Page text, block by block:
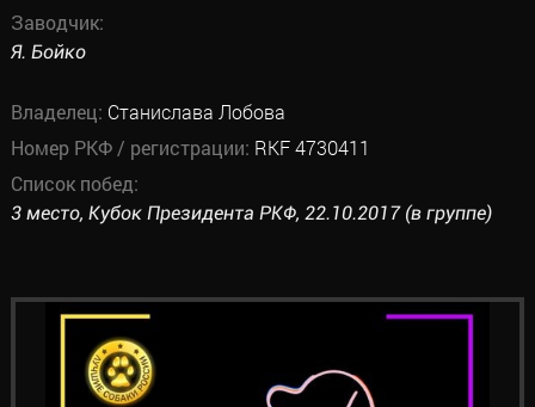
Заводчик:
Я. Бойко
Владелец: Станислава Лобова
Номер РКФ / регистрации: RKF 4730411
Список побед:
3 место, Кубок Президента РКФ, 22.10.2017 (в группе)